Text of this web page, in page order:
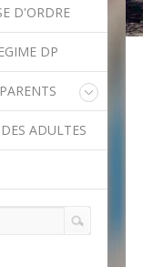
Nationale
D'ORDRE
DP
ADULTES